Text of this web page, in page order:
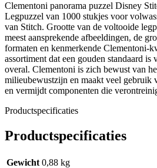
Clementoni panorama puzzel Disney
Legpuzzel van 1000 stukjes voor
van Stitch. Grootte van de voltooide
meest aansprekende afbeeldingen, de
formaten en kenmerkende Clementoni-
assortiment dat een gouden standaard
overal. Clementoni is zich bewust van
milieubewustzijn en maakt veel gebruik
en vermijdt componenten die
Productspecificaties
Productspecificaties
Gewicht 0,88 kg